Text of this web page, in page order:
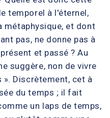
temporel à l'éternel,
métaphysique, et dont
pas, ne donne pas à
et passé ? Au
suggère, non de vivre
». Discrètement, cet à
du temps ; il fait
un laps de temps,